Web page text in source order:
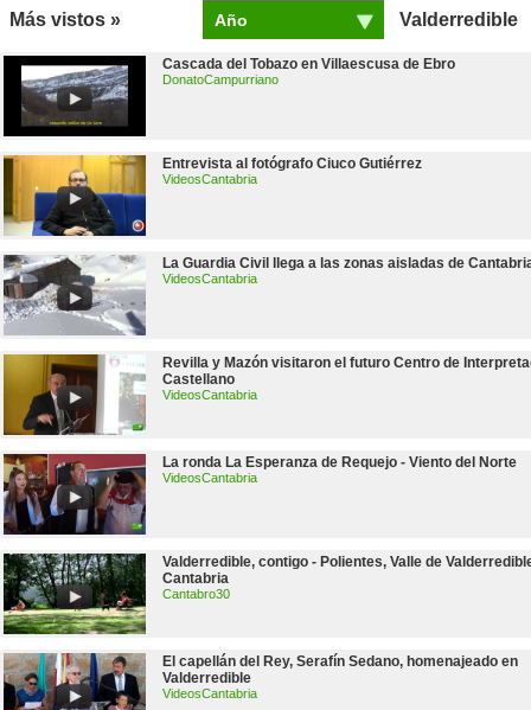
Más vistos » Año Valderredible
Cascada del Tobazo en Villaescusa de Ebro
DonatoCampurriano
Entrevista al fotógrafo Ciuco Gutiérrez
VideosCantabria
La Guardia Civil llega a las zonas aisladas de
VideosCantabria
Revilla y Mazón visitaron el futuro Centro de
Castellano
VideosCantabria
La ronda La Esperanza de Requejo - Viento del Norte
VideosCantabria
Valderredible, contigo - Polientes, Valle de
Cantabria
Cantabro30
El capellán del Rey, Serafín Sedano, homenajeado en
Valderredible
VideosCantabria